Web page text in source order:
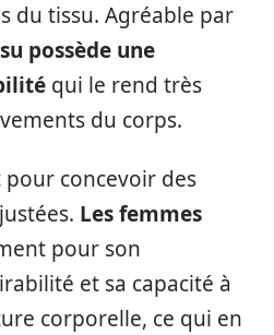
du tissu. Agréable par
possède une
qui le rend très
du corps.
concevoir des
Les femmes
pour son
et sa capacité à
corporelle, ce qui en